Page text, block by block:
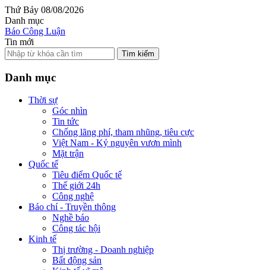
Thứ Bảy 08/08/2026
Danh mục
Báo Công Luận
Tin mới
Tìm kiếm
Danh mục
Thời sự
Góc nhìn
Tin tức
Chống lãng phí, tham nhũng, tiêu cực
Việt Nam - Kỷ nguyên vươn mình
Mặt trận
Quốc tế
Tiêu điểm Quốc tế
Thế giới 24h
Công nghệ
Báo chí - Truyền thông
Nghề báo
Công tác hội
Kinh tế
Thị trường - Doanh nghiệp
Bất động sản